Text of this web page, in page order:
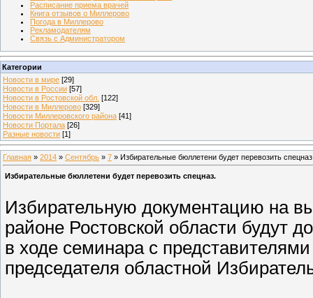
Расписание приема врачей
Книга отзывов о Миллерово
Погода в Миллерово
Рекламодателям
Связь с Администратором
Категории
Новости в мире [29]
Новости в России [57]
Новости в Ростовской обл. [122]
Новости в Миллерово [329]
Новости Миллеровского района [41]
Новости Портала [26]
Разные новости [1]
Главная » 2014 » Сентябрь » 7 » Избирательные бюллетени будет перевозить
Избирательные бюллетени будет перевозить спецназ.
Избирательную документацию на
районе Ростовской области будут
в ходе семинара с
председателя областной